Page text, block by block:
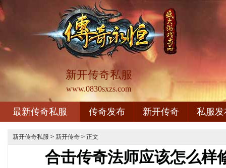
新开传奇私服
www.0830sxzs.com
最新传奇私服 传奇发布 新开传奇 私服发
新开传奇私服 > 新开传奇 > 正文
合击传奇法师应该怎么样